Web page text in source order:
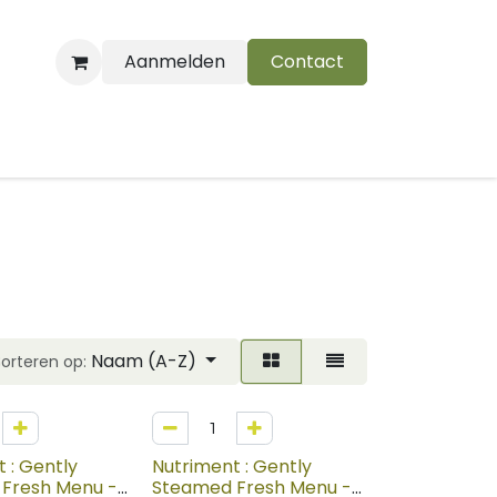
Aanmelden
Contact
op: Naam (A-Z)
: Gently
Menu -
Nutriment : Gently
Steamed Fresh Menu -